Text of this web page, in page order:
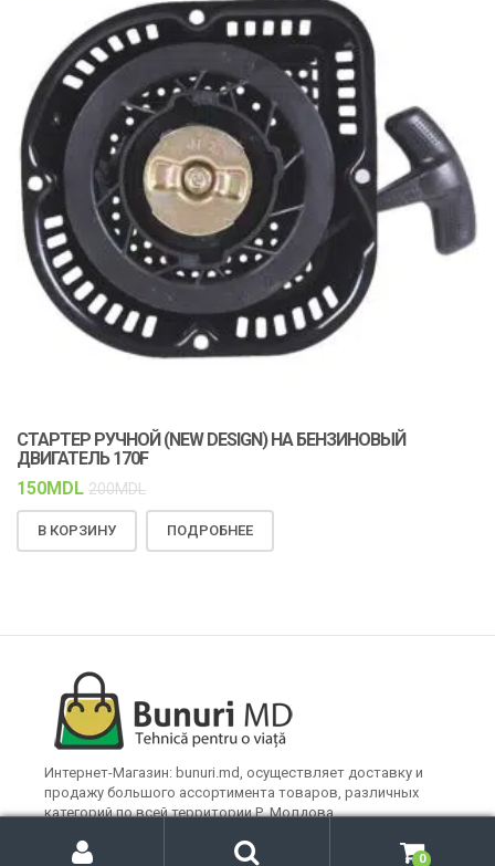
СТАРТЕР РУЧНОЙ (NEW DESIGN) НА БЕНЗИНОВЫЙ
ДВИГАТЕЛЬ 170F
150MDL 200MDL
В КОРЗИНУ ПОДРОБНЕЕ
Интернет-Магазин: bunuri.md, осуществляет доставку и
продажу большого ассортимента товаров, различных
категорий по всей территории Р. Молдова.
о
о
0